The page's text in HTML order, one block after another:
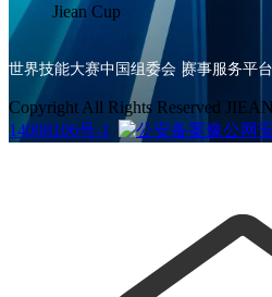
Jiean Cup
世界技能大赛中国组委会 赛事服务平台
Copyright All Rights Reserved
14008106号-1
豫公网